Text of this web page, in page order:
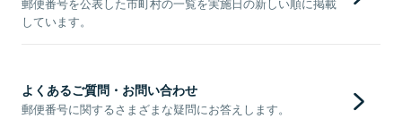
郵便番号を公表した市町村の一覧を実施日の新しい順に掲載
しています。
よくあるご質問・お問い合わせ
郵便番号に関するさまざまな疑問にお答えします。